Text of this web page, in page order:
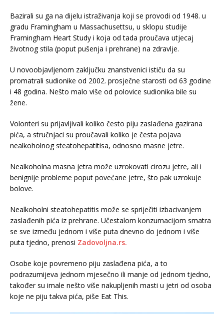
Bazirali su ga na dijelu istraživanja koji se provodi od 1948. u
gradu Framingham u Massachusettsu, u sklopu studije
Framingham Heart Study i koja od tada proučava utjecaj
životnog stila (poput pušenja i prehrane) na zdravlje.
U novoobjavljenom zaključku znanstvenici ističu da su
promatrali sudionike od 2002. prosječne starosti od 63 godine
i 48 godina. Nešto malo više od polovice sudionika bile su
žene.
Volonteri su prijavljivali koliko često piju zaslađena gazirana
pića, a stručnjaci su proučavali koliko je česta pojava
nealkoholnog steatohepatitisa, odnosno masne jetre.
Nealkoholna masna jetra može uzrokovati cirozu jetre, ali i
benignije probleme poput povećane jetre, što pak uzrokuje
bolove.
Nealkoholni steatohepatitis može se spriječiti izbacivanjem
zaslađenih pića iz prehrane. Učestalom konzumacijom smatra
se sve između jednom i više puta dnevno do jednom i više
puta tjedno, prenosi Zadovoljna.rs.
Osobe koje povremeno piju zaslađena pića, a to
podrazumijeva jednom mjesečno ili manje od jednom tjedno,
također su imale nešto više nakupljenih masti u jetri od osoba
koje ne piju takva pića, piše Eat This.